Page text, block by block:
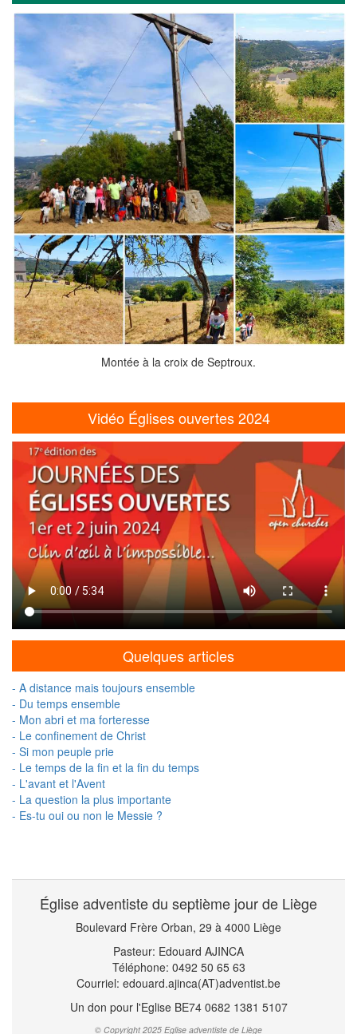
Montée à la croix de Septroux.
Vidéo Églises ouvertes 2024
Quelques articles
- A distance mais toujours ensemble
- Du temps ensemble
- Mon abri et ma forteresse
- Le confinement de Christ
- Si mon peuple prie
- Le temps de la fin et la fin du temps
- L'avant et l'Avent
- La question la plus importante
- Es-tu oui ou non le Messie ?
Église adventiste du septième jour de Liège
Boulevard Frère Orban, 29 à 4000 Liège
Pasteur: Edouard AJINCA
Téléphone: 0492 50 65 63
Courriel: edouard.ajinca(AT)adventist.be
Un don pour l'Eglise BE74 0682 1381 5107
© Copyright 2025 Eglise adventiste de Liège